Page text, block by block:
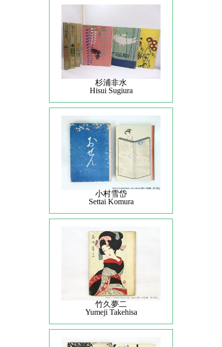
杉浦非水
Hisui Sugiura
小村雪岱
Settai Komura
竹久夢二
Yumeji Takehisa